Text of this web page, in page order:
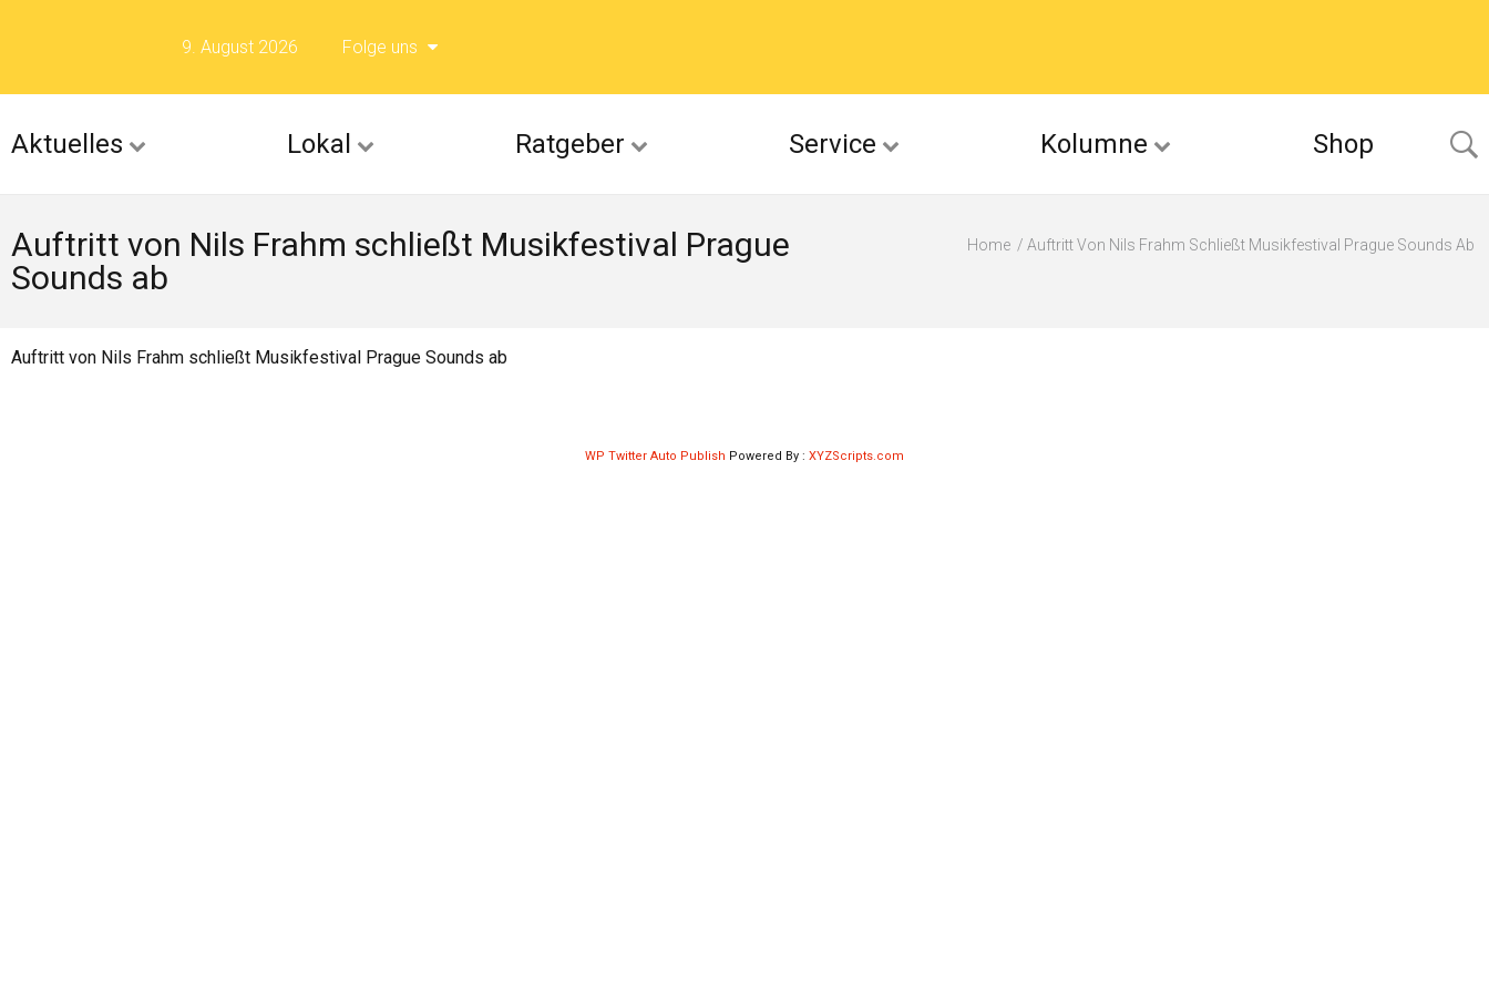
9. August 2026 Folge uns
Folge uns auf Flickr
Aktuelles Lokal Ratgeber Service Kolumne Shop
Auftritt von Nils Frahm schließt Musikfestival Prague
Sounds ab
Home Auftritt Von Nils Frahm Schließt Musikfestival Prague Sounds Ab
Auftritt von Nils Frahm schließt Musikfestival Prague Sounds ab
WP Twitter Auto Publish Powered By : XYZScripts.com